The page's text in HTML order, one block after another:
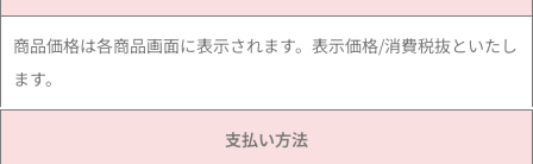
商品価格は各商品画面に表示されます。表示価格/消費税抜といたし
ます。
支払い方法